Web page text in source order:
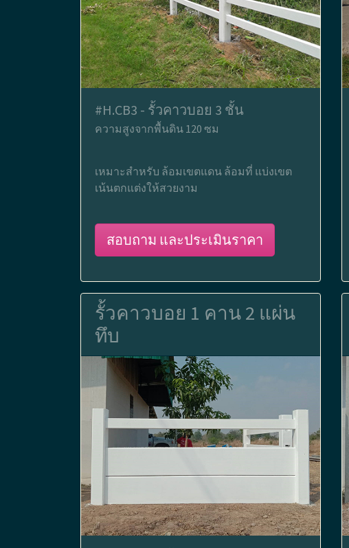
#H.CB3 - รั้วคาวบอย 3 ชั้น
ความสูงจากพื้นดิน 120 ซม
เหมาะสำหรับ ล้อมเขตแดน ล้อมที่ แบ่งเขต
เน้นตกแต่งให้สวยงาม
สอบถาม และประเมินราคา
รั้วคาวบอย 1 คาน 2 แผ่น
ทึบ